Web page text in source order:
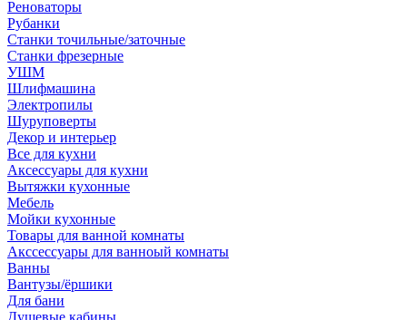
Реноваторы
Рубанки
Станки точильные/заточные
Станки фрезерные
УШМ
Шлифмашина
Электропилы
Шуруповерты
Декор и интерьер
Все для кухни
Аксессуары для кухни
Вытяжки кухонные
Мебель
Мойки кухонные
Товары для ванной комнаты
Акссессуары для ванноый комнаты
Ванны
Вантузы/ёршики
Для бани
Душевые кабины